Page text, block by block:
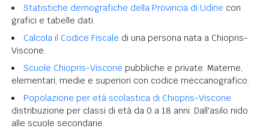
Statistiche demografiche della Provincia di Udine con
grafici e tabelle dati.
Calcola il Codice Fiscale di una persona nata a Chiopris-
Viscone.
Scuole Chiopris-Viscone pubbliche e private. Materne,
elementari, medie e superiori con codice meccanografico.
Popolazione per età scolastica di Chiopris-Viscone
distribuzione per classi di età da 0 a 18 anni. Dall'asilo nido
alle scuole secondarie.